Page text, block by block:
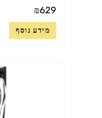
₪629
מידע נוסף